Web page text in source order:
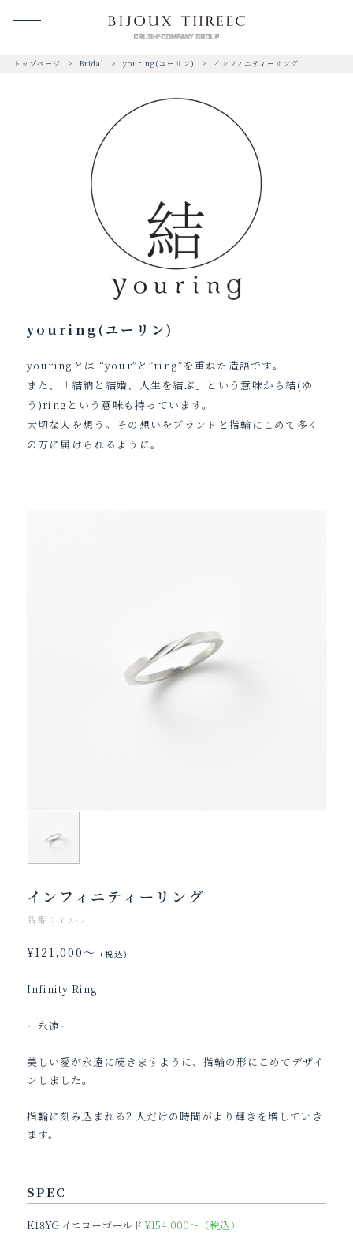
トップページ Bridal youring(ユーリン) インフィニティーリング
youring(ユーリン)
youringとは “your”と”ring”を重ねた造語です。
また、「結納と結婚、人生を結ぶ」という意味から結(ゆ
う)ringという意味も持っています。
大切な人を想う。その想いをブランドと指輪にこめて多く
の方に届けられるように。
インフィニティーリング
品番：YR-7
¥121,000～ (税込)
Infinity Ring
ー永遠ー
美しい愛が永遠に続きますように、指輪の形にこめてデザイ
ンしました。
指輪に刻み込まれる2 人だけの時間がより輝きを増していき
ます。
SPEC
K18YG イエローゴールド ¥154,000～（税込）